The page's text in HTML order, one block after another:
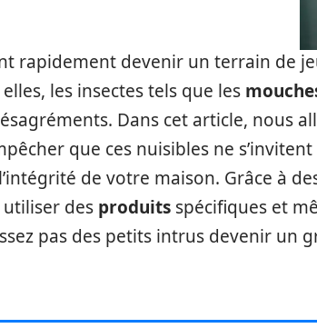
rapidement devenir un terrain de
les insectes tels que les
Dans cet article, nous
que ces nuisibles ne s’invitent
de votre maison. Grâce à
des produits spécifiques et
pas des petits intrus devenir un